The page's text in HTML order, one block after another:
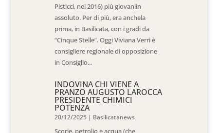
Pisticci, nel 2016) più giovaniin
assoluto. Per di più, era anchela
prima, in Basilicata, con i gradi da
“Cinque Stelle”. Oggi Viviana Verri è
consigliere regionale di opposizione
in Consiglio...
INDOVINA CHI VIENE A
PRANZO AUGUSTO LAROCCA
PRESIDENTE CHIMICI
POTENZA
20/12/2025 | Basilicatanews
Scorie, petrolio e acqua (che